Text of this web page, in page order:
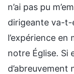
n’ai pas pu
dirigeante va-t-
l’expérience en
notre Église. Si
d’abreuvement